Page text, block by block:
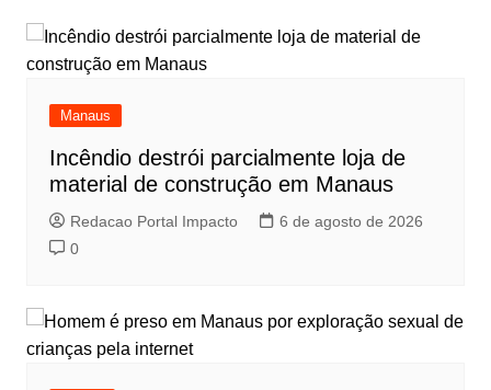
Manaus
Incêndio destrói parcialmente loja de
material de construção em Manaus
Redacao Portal Impacto
6 de agosto de 2026
0